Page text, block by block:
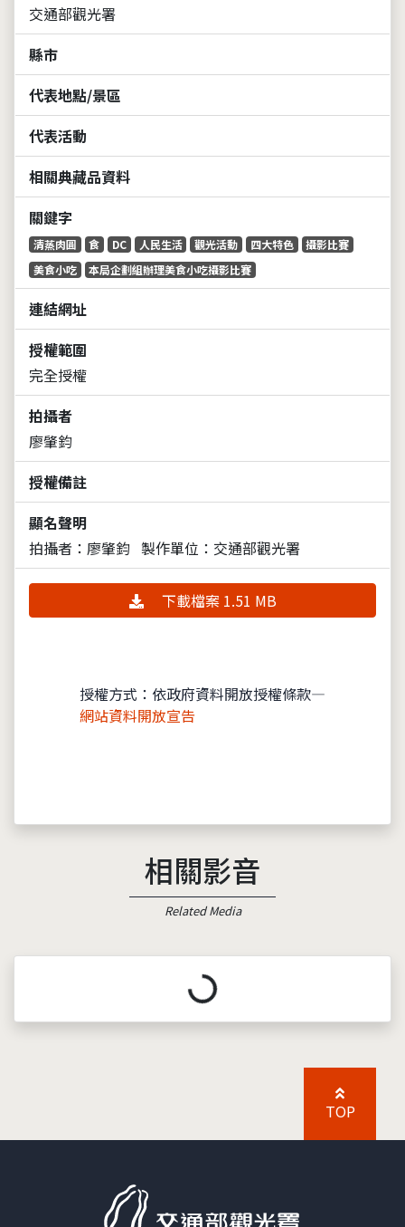
交通部觀光署
縣市
代表地點/景區
代表活動
相關典藏品資料
關鍵字
清蒸肉圓 食 DC 人民生活 觀光活動 四大特色
攝影比賽
美食小吃
本局企劃組辦理美食小吃攝影比賽
連結網址
授權範圍
完全授權
拍攝者
廖肇鈞
授權備註
顯名聲明
拍攝者：廖肇鈞 製作單位：交通部觀光署
下載檔案 1.51 MB
授權方式：依政府資料開放授權條款—
網站資料開放宣告
相關影音
Related Media
載入中...
TOP